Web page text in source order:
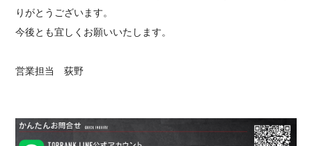
りがとうございます。
今後とも宜しくお願いいたします。
営業担当 荻野